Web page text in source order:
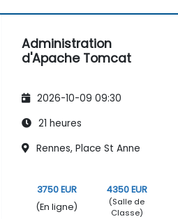
Administration
d'Apache Tomcat
2026-10-09 09:30
21 heures
Rennes, Place St Anne
3750 EUR
(En ligne)
4350 EUR
(Salle de
Classe)